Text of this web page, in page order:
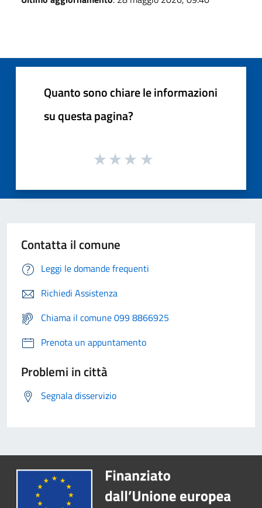
Quanto sono chiare le informazioni
su questa pagina?
Contatta il comune
Leggi le domande frequenti
Richiedi Assistenza
Chiama il comune 099 8866925
Prenota un appuntamento
Problemi in città
Segnala disservizio